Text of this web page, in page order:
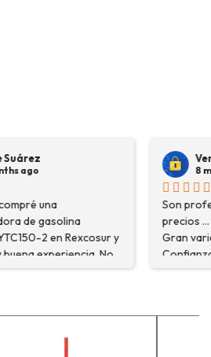
Veronica Hidalgo
8 months ago
Son profesionales , serios y buenos
precios ... Voy a repetir seguro ...
Gran variedad de depósitos ...
Confianza y buen servicio.